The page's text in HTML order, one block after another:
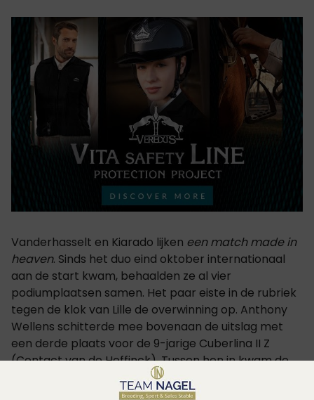
Vanderhasselt en Kiarado lijken een match made in
heaven. Sinds het duo eind oktober internationaal
aan de start kwam, behaalden ze al vier
podiumplaatsen samen. Het paar eiste in de rubriek
tegen de klok van Lille de overwinning op. Anthony
Wellens schitterde mee bovenaan de uitslag met
een derde plaats voor de 9-jarige Cuberlina II Z
(Contact van de Heffinck). Tussen hen in kwam de
Franse Melanie Cloarec met de 8-jarige Give me de
Pleville (Ensor van de Heffinck).